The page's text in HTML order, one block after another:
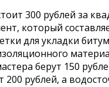
300 рублей за
который
для укладки
берут 150
рублей, а